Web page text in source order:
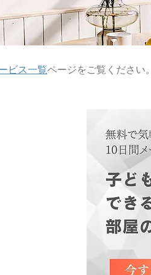
ビス一覧ページをご覧ください。